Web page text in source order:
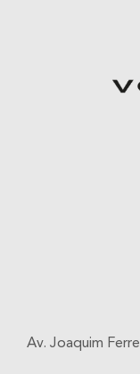
Av. Joaquim